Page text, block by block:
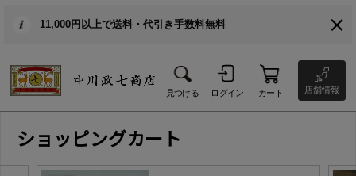
11,000円以上で送料・代引き手数料無料
見つける ログイン カート 店舗情報
ショッピングカート